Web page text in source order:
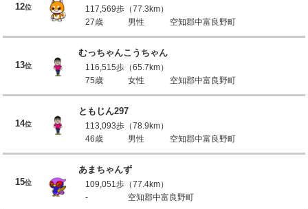
12位
117,569歩（77.3km）
27歳
男性 空知郡中富良野町
13位
むっちゃんこうちゃん
116,515歩（65.7km）
75歳
女性 空知郡中富良野町
14位
ともじん297
113,093歩（78.9km）
46歳
男性 空知郡中富良野町
15位
あまちゃんず
109,051歩（77.4km）
-
空知郡中富良野町